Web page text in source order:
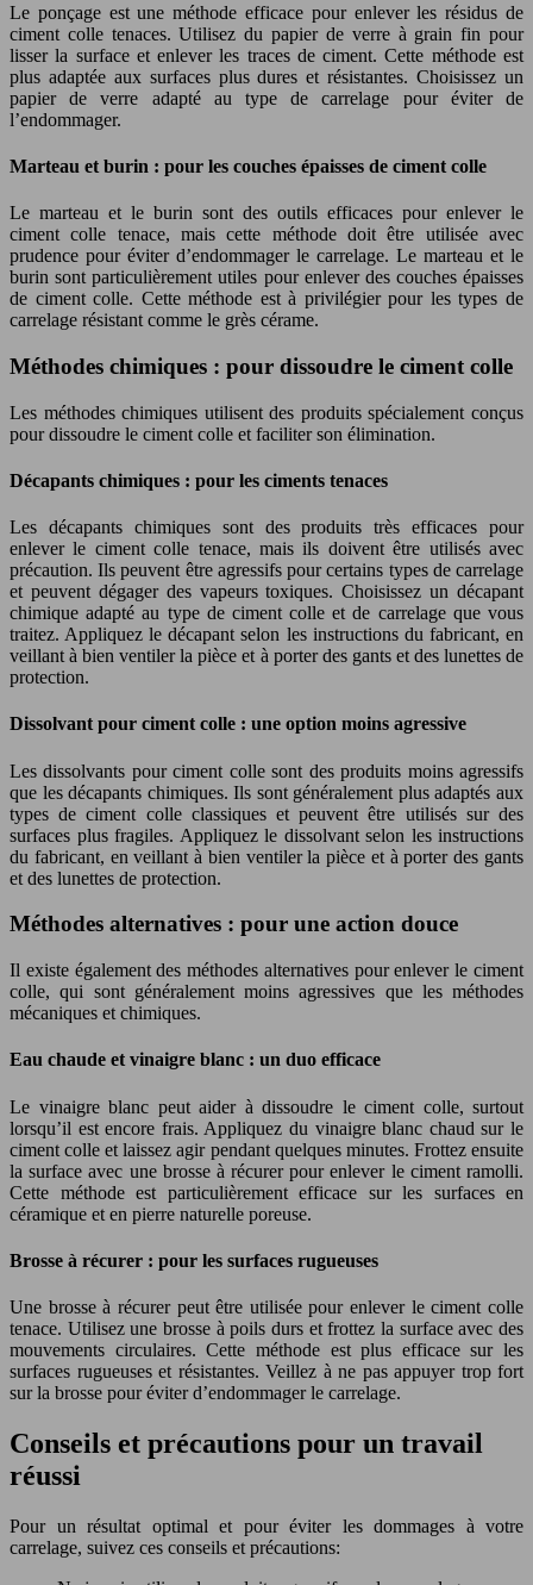
Le ponçage est une méthode efficace pour enlever les résidus de
ciment colle tenaces. Utilisez du papier de verre à grain fin pour
lisser la surface et enlever les traces de ciment. Cette méthode est
plus adaptée aux surfaces plus dures et résistantes. Choisissez un
papier de verre adapté au type de carrelage pour éviter de
l’endommager.
Marteau et burin : pour les couches épaisses de ciment colle
Le marteau et le burin sont des outils efficaces pour enlever le
ciment colle tenace, mais cette méthode doit être utilisée avec
prudence pour éviter d’endommager le carrelage. Le marteau et le
burin sont particulièrement utiles pour enlever des couches épaisses
de ciment colle. Cette méthode est à privilégier pour les types de
carrelage résistant comme le grès cérame.
Méthodes chimiques : pour dissoudre le ciment colle
Les méthodes chimiques utilisent des produits spécialement conçus
pour dissoudre le ciment colle et faciliter son élimination.
Décapants chimiques : pour les ciments tenaces
Les décapants chimiques sont des produits très efficaces pour
enlever le ciment colle tenace, mais ils doivent être utilisés avec
précaution. Ils peuvent être agressifs pour certains types de carrelage
et peuvent dégager des vapeurs toxiques. Choisissez un décapant
chimique adapté au type de ciment colle et de carrelage que vous
traitez. Appliquez le décapant selon les instructions du fabricant, en
veillant à bien ventiler la pièce et à porter des gants et des lunettes de
protection.
Dissolvant pour ciment colle : une option moins agressive
Les dissolvants pour ciment colle sont des produits moins agressifs
que les décapants chimiques. Ils sont généralement plus adaptés aux
types de ciment colle classiques et peuvent être utilisés sur des
surfaces plus fragiles. Appliquez le dissolvant selon les instructions
du fabricant, en veillant à bien ventiler la pièce et à porter des gants
et des lunettes de protection.
Méthodes alternatives : pour une action douce
Il existe également des méthodes alternatives pour enlever le ciment
colle, qui sont généralement moins agressives que les méthodes
mécaniques et chimiques.
Eau chaude et vinaigre blanc : un duo efficace
Le vinaigre blanc peut aider à dissoudre le ciment colle, surtout
lorsqu’il est encore frais. Appliquez du vinaigre blanc chaud sur le
ciment colle et laissez agir pendant quelques minutes. Frottez ensuite
la surface avec une brosse à récurer pour enlever le ciment ramolli.
Cette méthode est particulièrement efficace sur les surfaces en
céramique et en pierre naturelle poreuse.
Brosse à récurer : pour les surfaces rugueuses
Une brosse à récurer peut être utilisée pour enlever le ciment colle
tenace. Utilisez une brosse à poils durs et frottez la surface avec des
mouvements circulaires. Cette méthode est plus efficace sur les
surfaces rugueuses et résistantes. Veillez à ne pas appuyer trop fort
sur la brosse pour éviter d’endommager le carrelage.
Conseils et précautions pour un travail
réussi
Pour un résultat optimal et pour éviter les dommages à votre
carrelage, suivez ces conseils et précautions: